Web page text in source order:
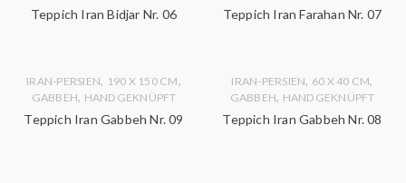
Teppich Iran Bidjar Nr. 06 Teppich Iran Farahan Nr. 07
IRAN-PERSIEN, 190 X 150 CM,
GABBEH, HANDGEKNÜPFT
Teppich Iran Gabbeh Nr. 09
IRAN-PERSIEN, 60 X 40 CM,
GABBEH, HANDGEKNÜPFT
Teppich Iran Gabbeh Nr. 08